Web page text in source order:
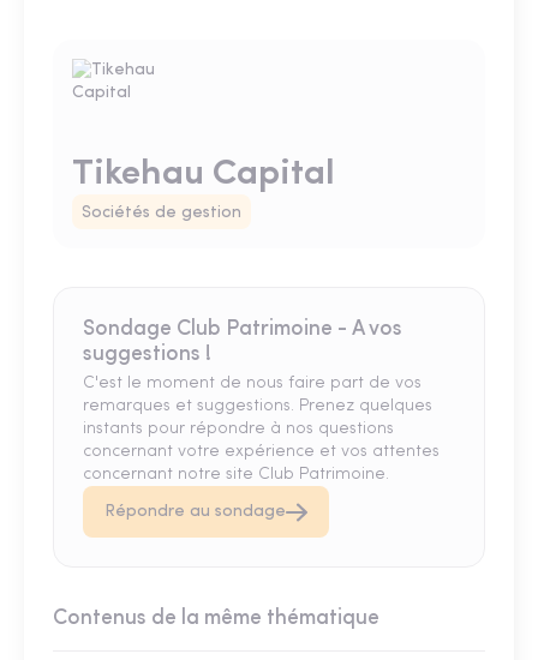
Tikehau Capital
Sociétés de gestion
Sondage Club Patrimoine - A vos
suggestions !
C'est le moment de nous faire part de vos
remarques et suggestions. Prenez quelques
instants pour répondre à nos questions
concernant votre expérience et vos attentes
concernant notre site Club Patrimoine.
Répondre au sondage
Contenus de la même thématique